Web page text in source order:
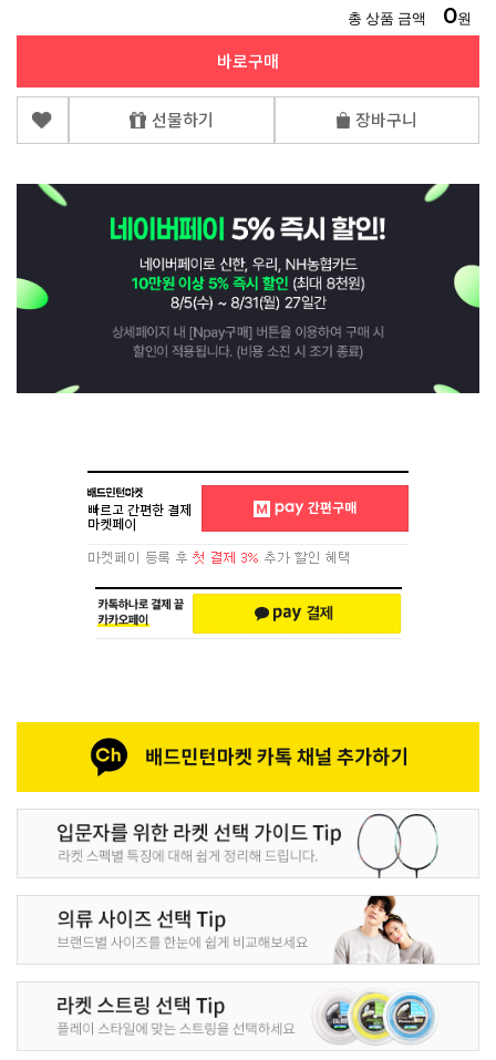
총 상품 금액 0원
바로구매
선물하기 장바구니